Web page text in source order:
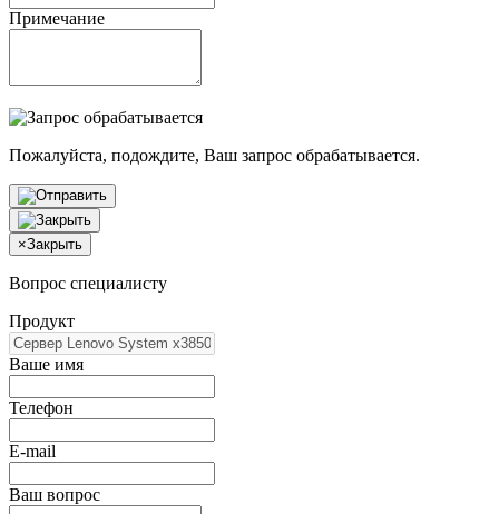
Примечание
Пожалуйста, подождите, Ваш запрос обрабатывается.
×Закрыть
Вопрос специалисту
Продукт
Ваше имя
Телефон
E-mail
Ваш вопрос